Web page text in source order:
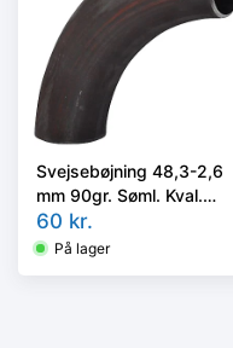
Svejsebøjning 48,3-2,6
mm 90gr. Søml. Kval.
P235GH, EN 10253-2A,
5D
60 kr.
På lager